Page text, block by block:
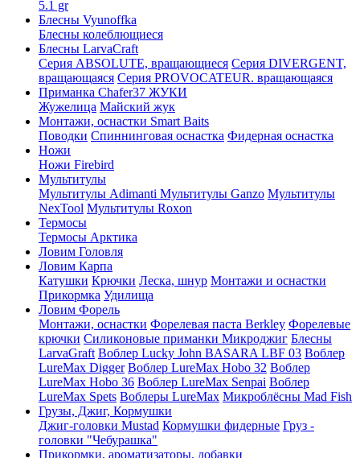
5.1 gr
Блесны Vyunoffka
Блесны колеблющиеся
Блесны LarvaCraft
Серия ABSOLUTE, вращающиеся Серия DIVERGENT,
вращающаяся Серия PROVOCATEUR. вращающаяся
Приманка Chafer37 ЖУКИ
Жужелица Майский жук
Монтажи, оснастки Smart Baits
Поводки Спиннинговая оснастка Фидерная оснастка
Ножи
Ножи Firebird
Мультитулы
Мультитулы Adimanti Мультитулы Ganzo Мультитулы
NexTool Мультитулы Roxon
Термосы
Термосы Арктика
Ловим Головля
Ловим Карпа
Катушки Крючки Леска, шнур Монтажи и оснастки
Прикормка Удилища
Ловим Форель
Монтажи, оснастки Форелевая паста Berkley Форелевые
крючки Силиконовые приманки Микроджиг Блесны
LarvaGraft Воблер Lucky John BASARA LBF 03 Воблер
LureMax Digger Воблер LureMax Hobo 32 Воблер
LureMax Hobo 36 Воблер LureMax Senpai Воблер
LureMax Spets Воблеры LureMax Микроблёсны Mad Fish
Грузы, Джиг, Кормушки
Джиг-головки Mustad Кормушки фидерные Груз -
головки "Чебурашка"
Прикормки, ароматизаторы, добавки